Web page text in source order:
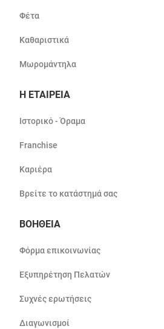
Φέτα
Καθαριστικά
Μωρομάντηλα
Η ΕΤΑΙΡΕΙΑ
Ιστορικό - Όραμα
Franchise
Καριέρα
Βρείτε το κατάστημά σας
ΒΟΗΘΕΙΑ
Φόρμα επικοινωνίας
Εξυπηρέτηση Πελατών
Συχνές ερωτήσεις
Διαγωνισμοί